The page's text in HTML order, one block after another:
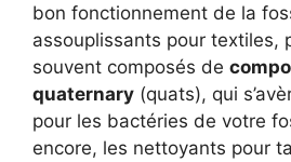
bon fonctionnement de la
assouplissants pour textiles,
souvent composés de
quaternary (quats), qui
pour les bactéries de votre
encore, les nettoyants pour